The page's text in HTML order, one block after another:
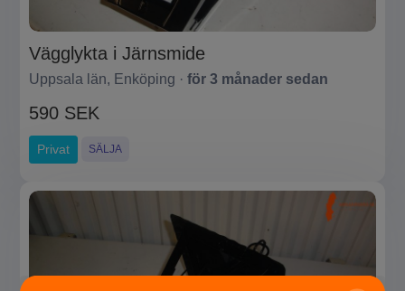
Vägglykta i Järnsmide
Uppsala län, Enköping · för 3 månader sedan
590 SEK
Privat SÄLJA